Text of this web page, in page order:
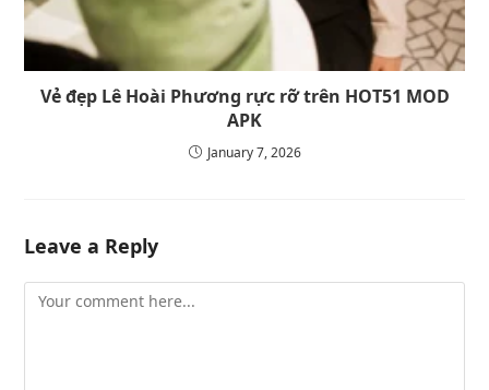
Vẻ đẹp Lê Hoài Phương rực rỡ trên HOT51 MOD
APK
January 7, 2026
Leave a Reply